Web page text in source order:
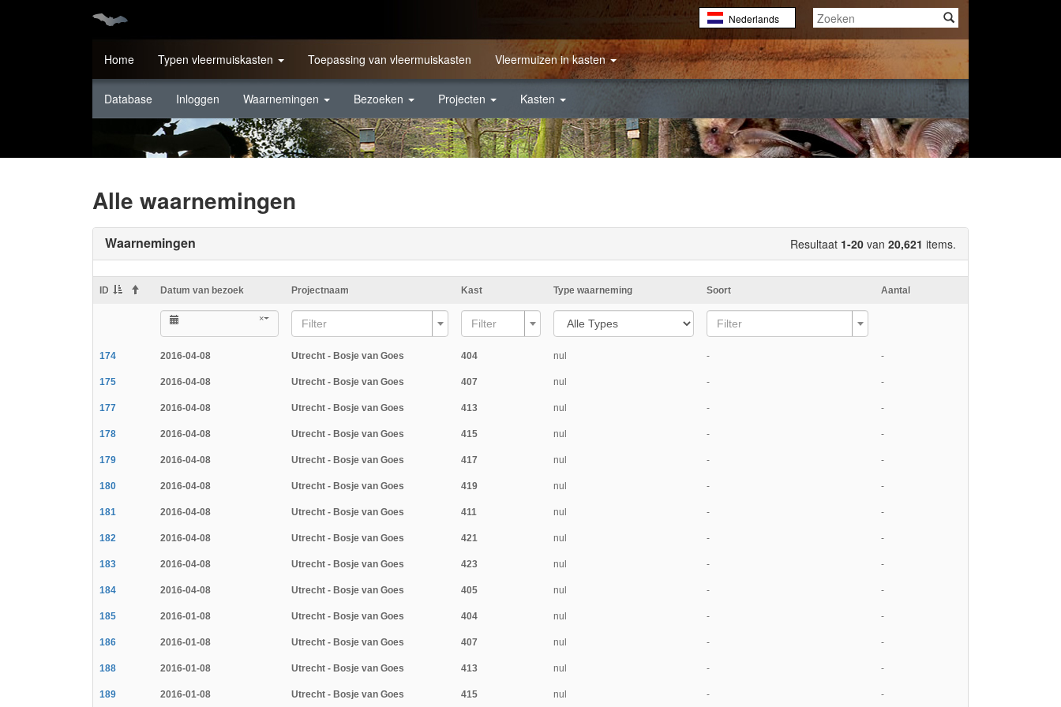
Nederlands
English
Français
Home Typen vleermuiskasten Toepassing van vleermuiskasten Vleermuizen in kasten
Database Inloggen Waarnemingen Bezoeken Projecten Kasten
Alle waarnemingen
Resultaat 1-20 van 20,621 items.
Waarnemingen
ID Datum van bezoek Projectnaam Kast Type waarneming Soort Aantal
× Filter Filter Filter
174 2016-04-08 Utrecht - Bosje van Goes 404 nul - -
175 2016-04-08 Utrecht - Bosje van Goes 407 nul - -
177 2016-04-08 Utrecht - Bosje van Goes 413 nul - -
178 2016-04-08 Utrecht - Bosje van Goes 415 nul - -
179 2016-04-08 Utrecht - Bosje van Goes 417 nul - -
180 2016-04-08 Utrecht - Bosje van Goes 419 nul - -
181 2016-04-08 Utrecht - Bosje van Goes 411 nul - -
182 2016-04-08 Utrecht - Bosje van Goes 421 nul - -
183 2016-04-08 Utrecht - Bosje van Goes 423 nul - -
184 2016-04-08 Utrecht - Bosje van Goes 405 nul - -
185 2016-01-08 Utrecht - Bosje van Goes 404 nul - -
186 2016-01-08 Utrecht - Bosje van Goes 407 nul - -
188 2016-01-08 Utrecht - Bosje van Goes 413 nul - -
189 2016-01-08 Utrecht - Bosje van Goes 415 nul - -